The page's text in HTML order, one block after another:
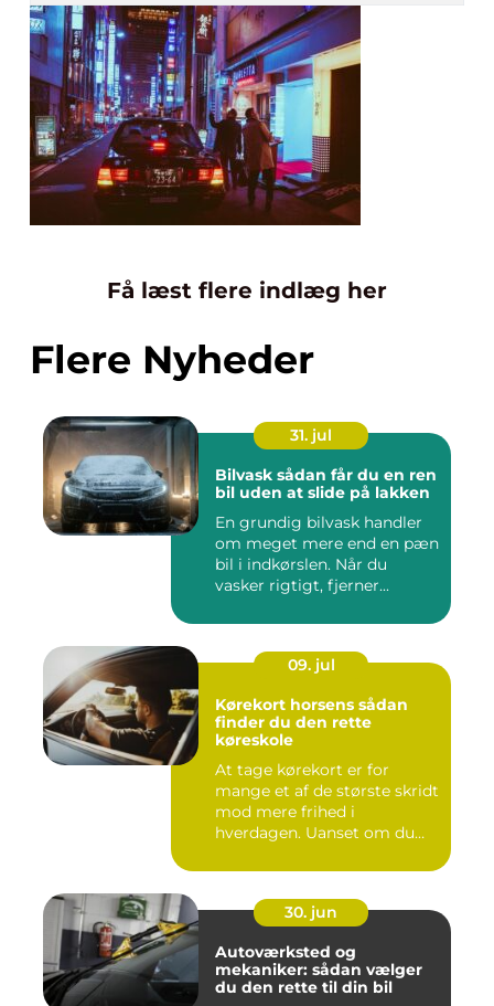
Få læst flere indlæg her
Flere Nyheder
31. jul
Bilvask sådan får du en ren
bil uden at slide på lakken
En grundig bilvask handler
om meget mere end en pæn
bil i indkørslen. Når du
vasker rigtigt, fjerner...
09. jul
Kørekort horsens sådan
finder du den rette
køreskole
At tage kørekort er for
mange et af de største skridt
mod mere frihed i
hverdagen. Uanset om du
30. jun
Autoværksted og
mekaniker: sådan vælger
du den rette til din bil